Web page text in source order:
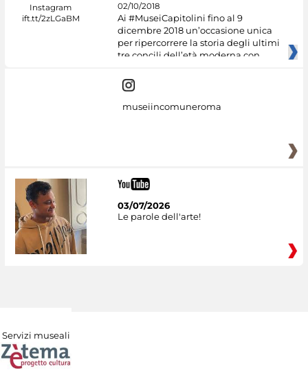
02/10/2018
Ai #MuseiCapitolini fino al 9
dicembre 2018 un’occasione unica
per ripercorrere la storia degli ultimi
tre concili dell’età moderna con
museiincomuneroma
03/07/2026
Le parole dell'arte!
Servizi museali